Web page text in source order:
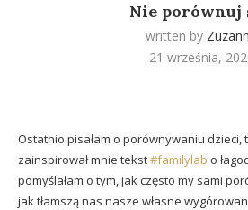
Nie porównuj
written by
21 września,
Ostatnio pisałam o porównywaniu dzieci,
zainspirował mnie tekst#familylab o
pomyślałam o tym, jak często my sami
jak tłamszą nas nasze własne